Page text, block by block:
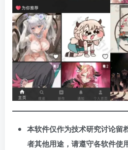
本软件仅作为技术研究讨论留
者其他用途，请遵守各软件使